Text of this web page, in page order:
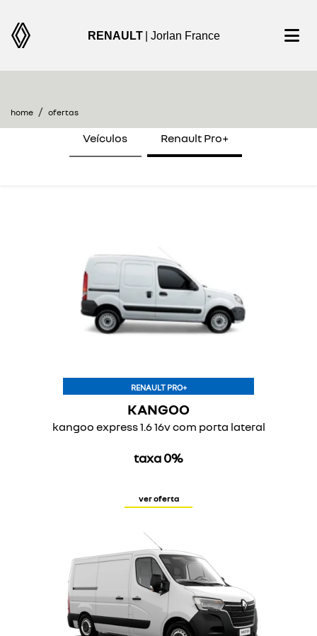
RENAULT | Jorlan France
home ofertas
Veículos Renault Pro+
encontre uma oferta
KANGOO
kangoo express 1.6 16v com porta lateral
taxa 0%
RENAULT PRO+
ver oferta